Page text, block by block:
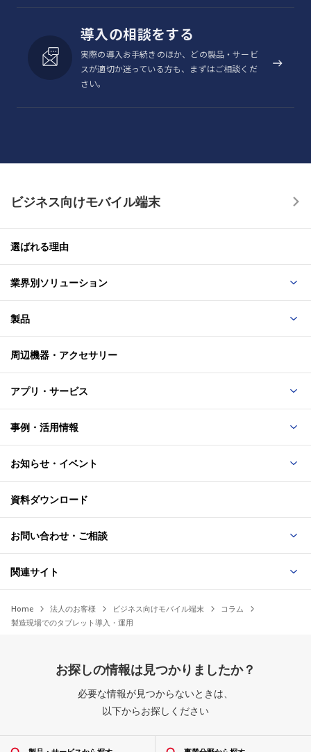
導入の相談をする
実際の導入お手続きのほか、どの製品・サービ
スが適切か迷っている方も、まずはご相談くだ
さい。
ビジネス向けモバイル端末
選ばれる理由
業界別ソリューション
製品
周辺機器・アクセサリー
アプリ・サービス
事例・活用情報
お知らせ・イベント
資料ダウンロード
お問い合わせ・ご相談
関連サイト
Home 法人のお客様 ビジネス向けモバイル端末
コラム
製造現場でのタブレット導入・運用
お探しの情報は見つかりましたか？
必要な情報が見つからないときは、
以下からお探しください